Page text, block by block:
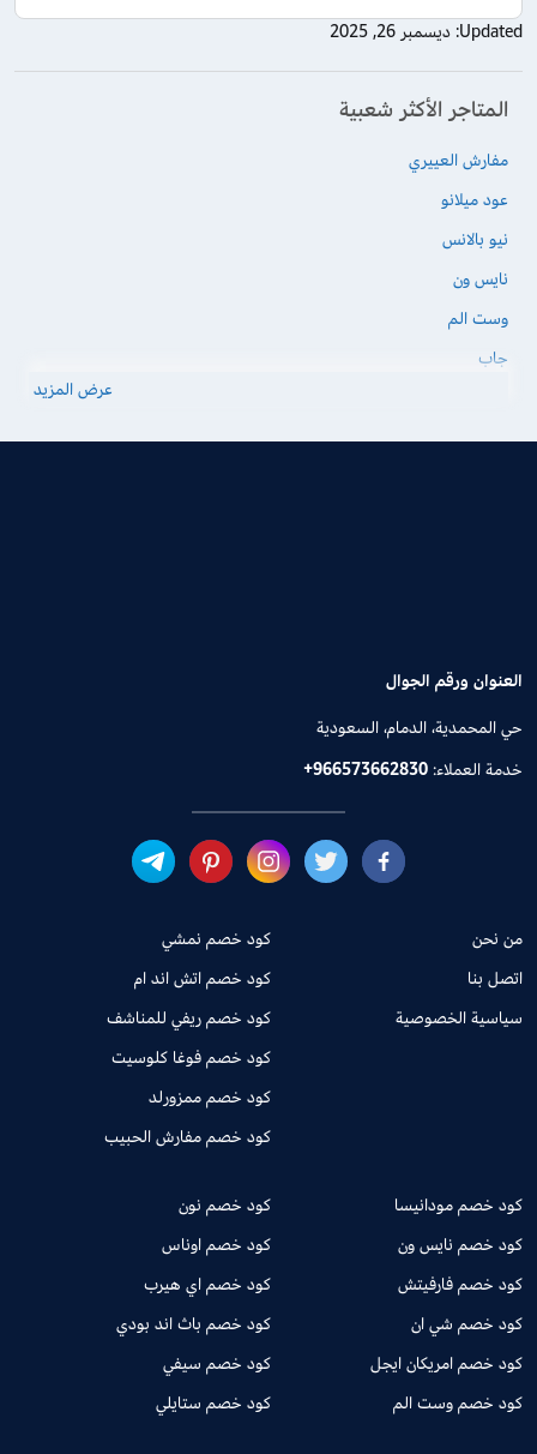
Updated: ديسمبر 26, 2025
المتاجر الأكثر شعبية
مفارش العييري
عود ميلانو
نيو بالانس
نايس ون
وست الم
جاب
عرض المزيد
العنوان ورقم الجوال
حي المحمدية، الدمام، السعودية
خدمة العملاء:+966573662830
من نحن
اتصل بنا
سياسية الخصوصية
كود خصم نمشي
كود خصم اتش اند ام
كود خصم ريفي للمناشف
كود خصم فوغا كلوسيت
كود خصم ممزورلد
كود خصم مفارش الحبيب
كود خصم مودانيسا
كود خصم نايس ون
كود خصم فارفيتش
كود خصم شي ان
كود خصم امريكان ايجل
كود خصم وست الم
كود خصم نون
كود خصم اوناس
كود خصم اي هيرب
كود خصم باث اند بودي
كود خصم سيفي
كود خصم ستايلي